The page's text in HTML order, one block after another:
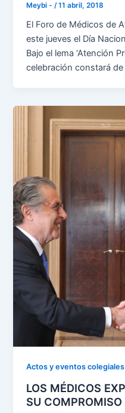
Meybi - /11 abril, 2018
El Foro de Médicos de
este jueves el Día
Bajo el lema ‘Atención
celebración constará
Actos y eventos colegiales
LOS MÉDICOS
SU